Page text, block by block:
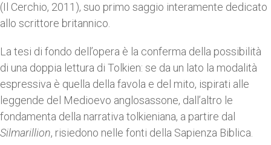
(Il Cerchio, 2011), suo primo saggio interamente dedicato
allo scrittore britannico.
La tesi di fondo dell’opera è la conferma della possibilità
di una doppia lettura di Tolkien: se da un lato la modalità
espressiva è quella della favola e del mito, ispirati alle
leggende del Medioevo anglosassone, dall’altro le
fondamenta della narrativa tolkieniana, a partire dal
Silmarillion, risiedono nelle fonti della Sapienza Biblica.